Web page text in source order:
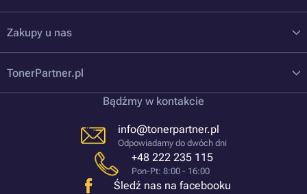
Zakupy u nas
TonerPartner.pl
Bądźmy w kontakcie
info@tonerpartner.pl
Odpowiadamy do dwóch dni
+48 222 235 115
Pon-Pt: 8:00 - 16:00
Śledź nas na facebooku